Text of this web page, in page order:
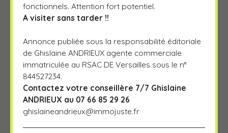
fonctionnels. Attention fort potentiel.
A visiter sans tarder !!
Annonce publiée sous la responsabilité éditoriale
de Ghislaine ANDRIEUX agente commerciale
immatriculée au RSAC DE Versailles sous le n°
844527234.
Contactez votre conseillère 7/7 Ghislaine
ANDRIEUX au 07 66 85 29 26
ghislaineandrieux@immojuste.fr